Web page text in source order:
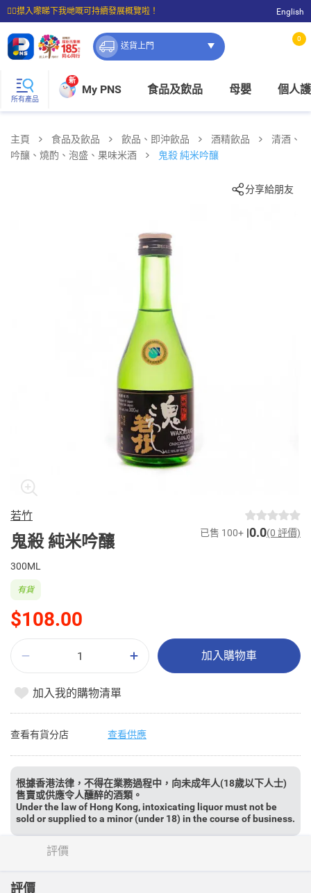
☝🏼㩒入嚟睇下我哋嘅可持續發展概覽啦！
⭐購物滿$399即享免費送貨；滿$100即可免費店取。
English
送貨上門
0
所有產品
新
My PNS 食品及飲品 母嬰 個人
主頁 食品及飲品 飲品、即沖飲品 酒精飲品
清酒、
吟釀、燒酌、泡盛、果味米酒
鬼殺 純米吟釀
分享給朋友
若竹
鬼殺 純米吟釀 已售 100+ 0.0(0 評價)
300ML
$108.00
有貨
加入購物車
加入我的購物清單
查看有貨分店 查看供應
根據香港法律，不得在業務過程中，向未成年人(18歲以下人士)
售賣或供應令人醺醉的酒類。
Under the law of Hong Kong, intoxicating liquor must not be
sold or supplied to a minor (under 18) in the course of business.
評價
評價